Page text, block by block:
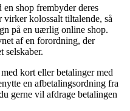
shop frembyder deres
kolossalt tiltalende, så
på en uærlig online shop.
af en forordning, der
selskaber.
kort eller betalinger med
en afbetalingsordning fra
gerne vil afdrage betalingen